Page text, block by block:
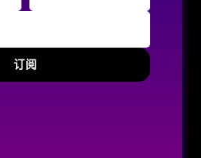
订阅